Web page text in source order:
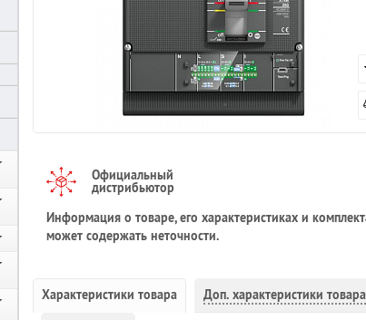
Официальный
дистрибьютор
Информация о товаре, его характеристиках и
может содержать неточности.
Характеристики товара Доп. характеристики товара